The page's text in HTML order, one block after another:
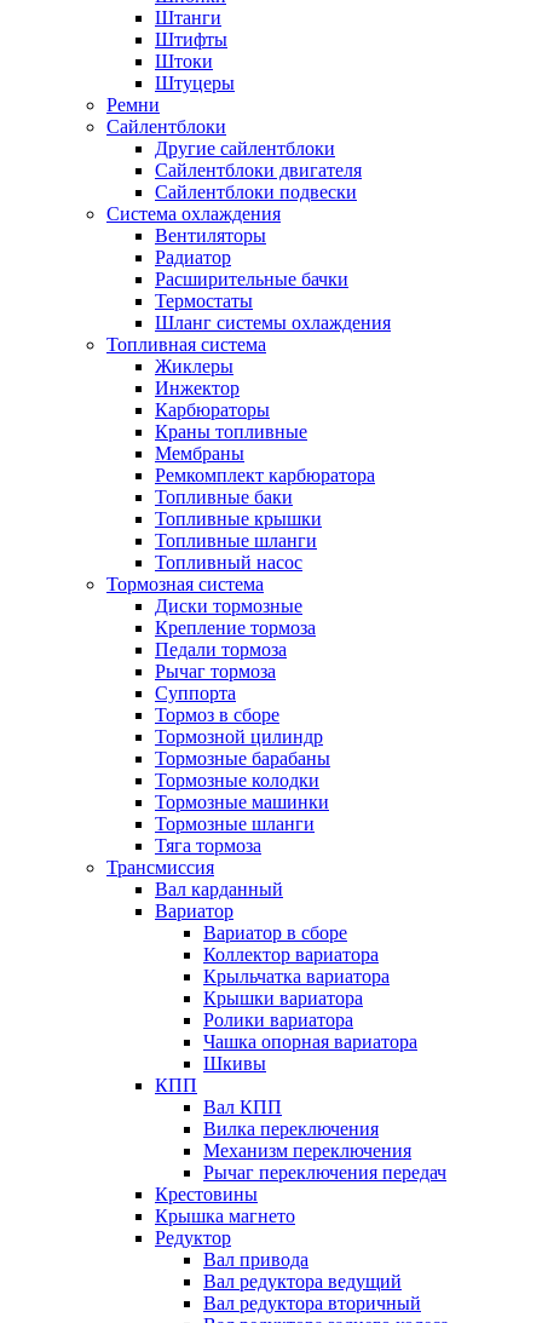
Штанги
Штифты
Штоки
Штуцеры
Ремни
Сайлентблоки
Другие сайлентблоки
Сайлентблоки двигателя
Сайлентблоки подвески
Система охлаждения
Вентиляторы
Радиатор
Расширительные бачки
Термостаты
Шланг системы охлаждения
Топливная система
Жиклеры
Инжектор
Карбюраторы
Краны топливные
Мембраны
Ремкомплект карбюратора
Топливные баки
Топливные крышки
Топливные шланги
Топливный насос
Тормозная система
Диски тормозные
Крепление тормоза
Педали тормоза
Рычаг тормоза
Суппорта
Тормоз в сборе
Тормозной цилиндр
Тормозные барабаны
Тормозные колодки
Тормозные машинки
Тормозные шланги
Тяга тормоза
Трансмиссия
Вал карданный
Вариатор
Вариатор в сборе
Коллектор вариатора
Крыльчатка вариатора
Крышки вариатора
Ролики вариатора
Чашка опорная вариатора
Шкивы
КПП
Вал КПП
Вилка переключения
Механизм переключения
Рычаг переключения передач
Крестовины
Крышка магнето
Редуктор
Вал привода
Вал редуктора ведущий
Вал редуктора вторичный